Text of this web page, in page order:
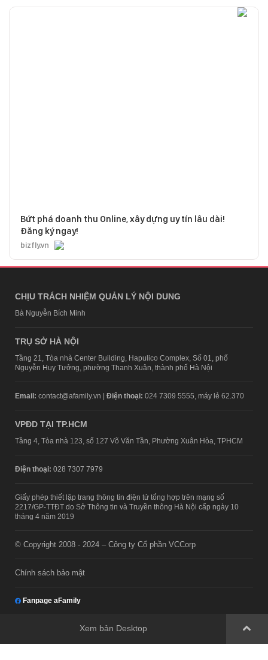
Bứt phá doanh thu Online, xây dựng uy tín lâu dài!
Đăng ký ngay!
bizfly.vn
CHỊU TRÁCH NHIỆM QUẢN LÝ NỘI DUNG
Bà Nguyễn Bích Minh
TRỤ SỞ HÀ NỘI
Tầng 21, Tòa nhà Center Building, Hapulico Complex, Số 01, phố
Nguyễn Huy Tưởng, phường Thanh Xuân, thành phố Hà Nội
Email: contact@afamily.vn | Điện thoại: 024 7309 5555, máy lẻ 62.370
VPĐD TẠI TP.HCM
Tầng 4, Tòa nhà 123, số 127 Võ Văn Tần, Phường Xuân Hòa, TPHCM
Điện thoại: 028 7307 7979
Giấy phép thiết lập trang thông tin điện tử tổng hợp trên mạng số
2217/GP-TTĐT do Sở Thông tin và Truyền thông Hà Nội cấp ngày 10
tháng 4 năm 2019
© Copyright 2008 - 2024 – Công ty Cổ phần VCCorp
Chính sách bảo mật
Fanpage aFamily
Xem bản Desktop